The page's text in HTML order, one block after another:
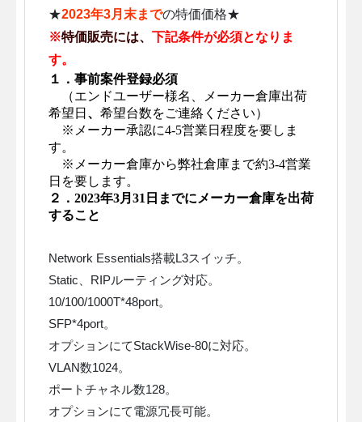
★2023年3月末までの特価価格★
※特価販売には、 下記条件が必須となりま
す。
１．事前案件登録必須
（エンドユーザー様名、
メーカー倉庫出荷
希望日 、 希望台数をご連絡ください）
※メーカー承認に4-5営業日程度を要しま
す。
※メーカー倉庫から弊社倉庫まで約3-4営業
日を要します。
２． 2023年3月 31 日までにメーカー倉庫を出荷
すること
Network Essentials搭載L3スイッチ。
Static、RIPルーティング対応。
10/100/1000T*48port。
SFP*4port。
オプションにてStackWise-80に対応。
VLAN数1024。
ポートチャネル数128。
オプションにて電源冗長可能。